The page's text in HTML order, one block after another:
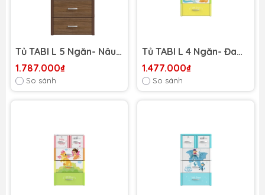
Tủ TABI L 5 Ngăn- Nâu
gỗ đậm
1.787.000₫
So sánh
Tủ TABI L 4 Ngăn- Đa
sắc rồng bé Trai
1.477.000₫
So sánh